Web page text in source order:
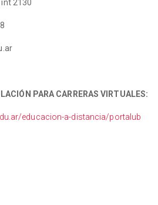
int 2130
PARA CARRERAS VIRTUALES:
educacion-a-distancia/portalub